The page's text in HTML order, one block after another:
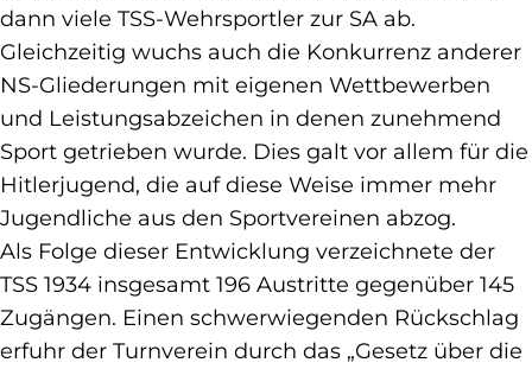
dann viele TSS-Wehrsportler zur SA ab.
Gleichzeitig wuchs auch die Konkurrenz anderer
NS-Gliederungen mit eigenen Wettbewerben
und Leistungsabzeichen in denen zunehmend
Sport getrieben wurde. Dies galt vor allem für die
Hitlerjugend, die auf diese Weise immer mehr
Jugendliche aus den Sportvereinen abzog.
Als Folge dieser Entwicklung verzeichnete der
TSS 1934 insgesamt 196 Austritte gegenüber 145
Zugängen. Einen schwerwiegenden Rückschlag
erfuhr der Turnverein durch das „Gesetz über die